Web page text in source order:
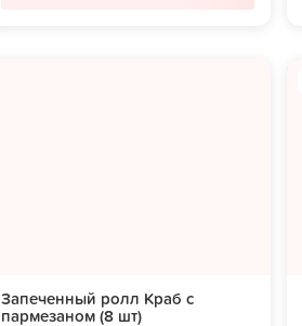
Запеченный ролл Краб с
пармезаном (8 шт)